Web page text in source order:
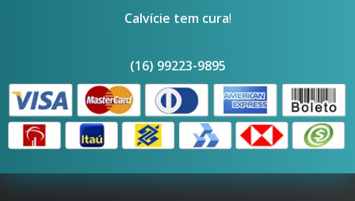
Calvície tem cura!
(16) 99223-9895